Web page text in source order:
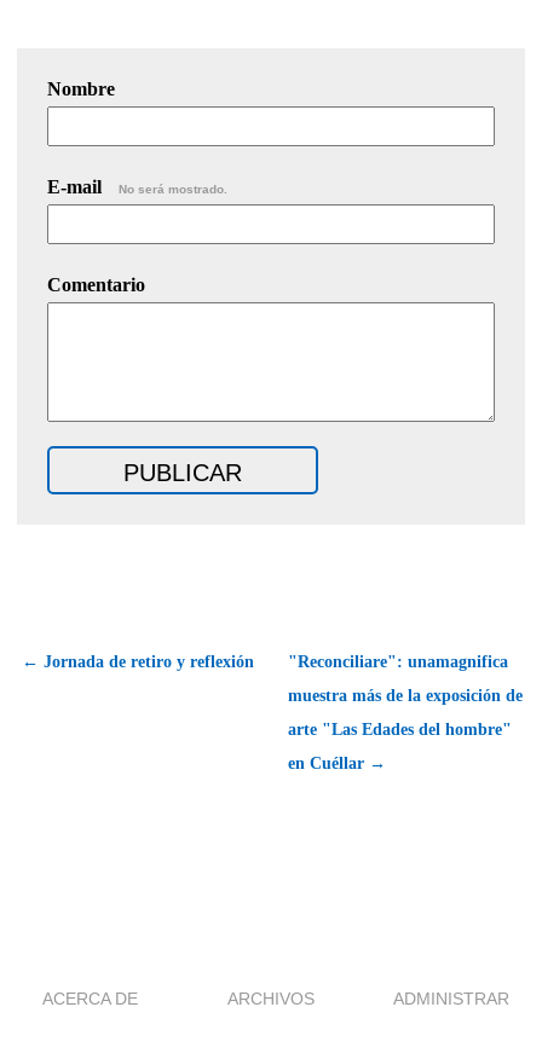
Nombre
E-mail No será mostrado.
Comentario
← Jornada de retiro y reflexión
"Reconciliare": unamagnifica
muestra más de la exposición de
arte "Las Edades del hombre"
en Cuéllar →
ACERCA DE ARCHIVOS ADMINISTRAR